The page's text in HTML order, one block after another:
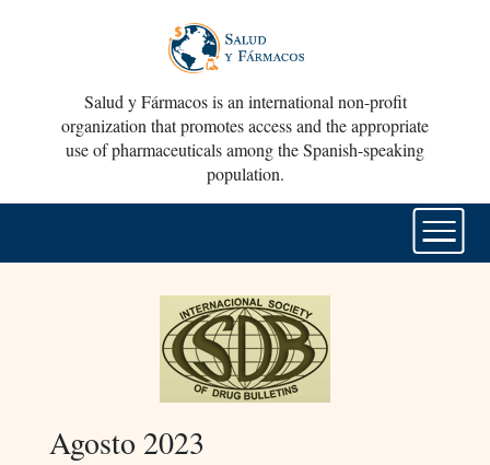
Salud y Fármacos is an international non-profit
organization that promotes access and the appropriate
use of pharmaceuticals among the Spanish-speaking
population.
Agosto 2023